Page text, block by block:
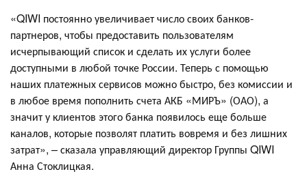
«QIWI постоянно увеличивает число своих банков-
партнеров, чтобы предоставить пользователям
исчерпывающий список и сделать их услуги более
доступными в любой точке России. Теперь с помощью
наших платежных сервисов можно быстро, без комиссии и
в любое время пополнить счета АКБ «МИРЪ» (ОАО), а
значит у клиентов этого банка появилось еще больше
каналов, которые позволят платить вовремя и без лишних
затрат», – сказала управляющий директор Группы QIWI
Анна Стоклицкая.